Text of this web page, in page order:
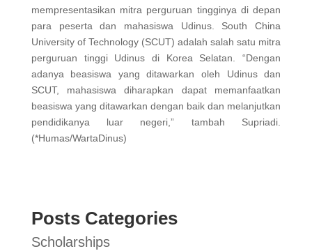
mempresentasikan mitra perguruan tingginya di depan
para peserta dan mahasiswa Udinus. South China
University of Technology (SCUT) adalah salah satu mitra
perguruan tinggi Udinus di Korea Selatan. “Dengan
adanya beasiswa yang ditawarkan oleh Udinus dan
SCUT, mahasiswa diharapkan dapat memanfaatkan
beasiswa yang ditawarkan dengan baik dan melanjutkan
pendidikanya luar negeri,” tambah Supriadi.
(*Humas/WartaDinus)
Posts Categories
Scholarships